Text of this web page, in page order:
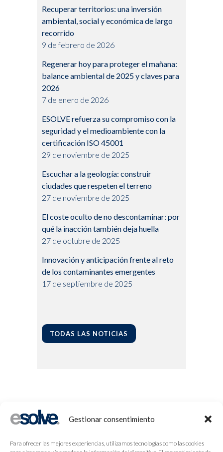
Gestionar consentimiento
Para ofrecer las mejores experiencias, utilizamos tecnologías como las cookies
Recuperar territorios: una inversión
ambiental, social y económica de largo
recorrido
9 de febrero de 2026
Regenerar hoy para proteger el mañana:
balance ambiental de 2025 y claves para
2026
7 de enero de 2026
ESOLVE refuerza su compromiso con la
seguridad y el medioambiente con la
certificación ISO 45001
29 de noviembre de 2025
Escuchar a la geología: construir
ciudades que respeten el terreno
27 de noviembre de 2025
El coste oculto de no descontaminar: por
qué la inacción también deja huella
27 de octubre de 2025
Innovación y anticipación frente al reto
de los contaminantes emergentes
17 de septiembre de 2025
TODAS LAS NOTICIAS